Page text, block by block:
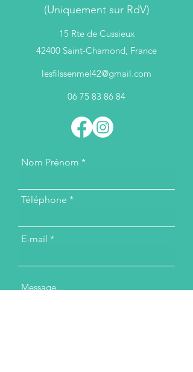
(Uniquement sur RdV)
15 Rte de Cussieux
42400 Saint-Chamond, France
lesfilssenmel42@gmail.com
06 75 83 86 84
Nom Prénom
Téléphone
E-mail
Message...